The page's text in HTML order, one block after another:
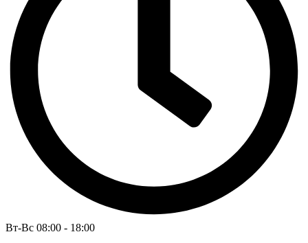
Вт-Вс 08:00 - 18:00